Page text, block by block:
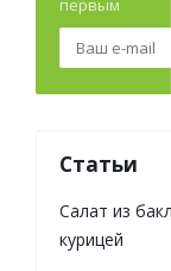
первым
Статьи
Салат из
курицей